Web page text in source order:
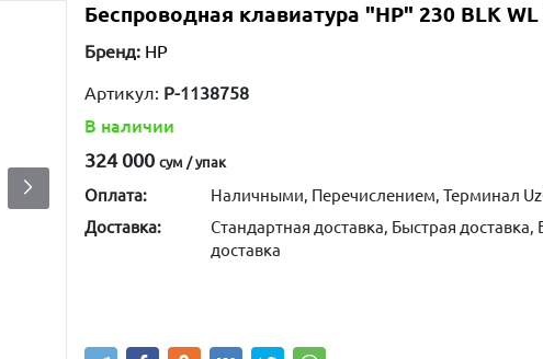
Беспроводная клавиатура "HP" 230 BLK
Бренд: HP
Артикул: P-1138758
В наличии
324 000 сум / упак
Оплата:
Наличными, Перечислением, Терминал
Доставка:
Стандартная доставка, Быстрая доставка,
доставка